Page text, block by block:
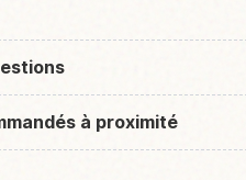
à proximité